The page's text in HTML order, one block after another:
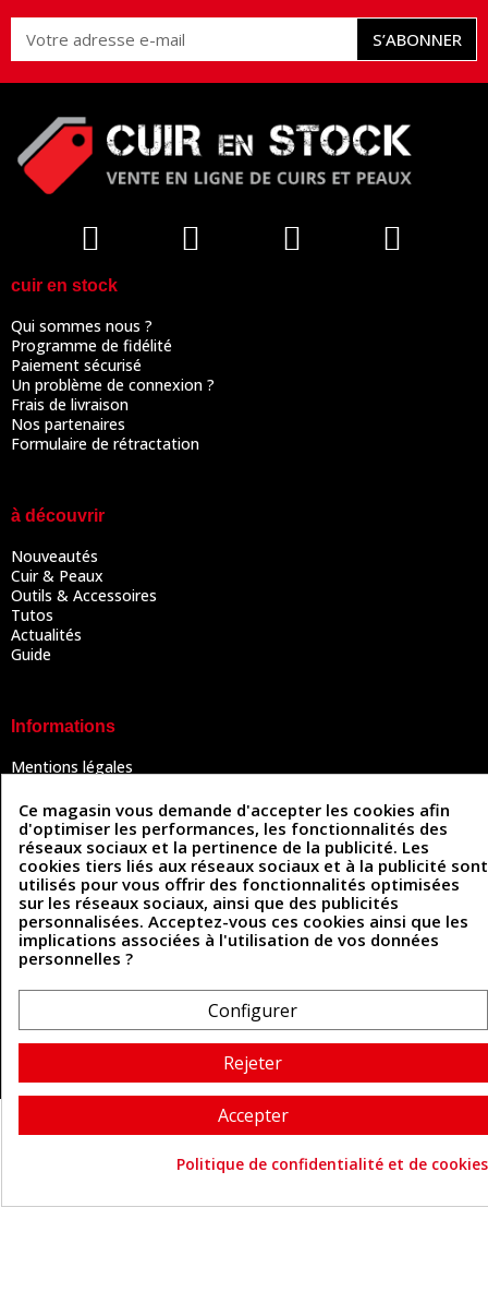
S’ABONNER
cuir en stock
Qui sommes nous ?
Programme de fidélité
Paiement sécurisé
Un problème de connexion ?
Frais de livraison
Nos partenaires
Formulaire de rétractation
à découvrir
Nouveautés
Cuir & Peaux
Outils & Accessoires
Tutos
Actualités
Guide
Informations
Mentions légales
Politique de confidentialité
Politique des cookies
Contactez-nous
Coordonnées
493 Chemin de Catougnac
contact@cuirenstock.com
Cuirenstock © 2026 - Une création Quatrys 💙
Ce magasin vous demande d'accepter les cookies afin
d'optimiser les performances, les fonctionnalités des
réseaux sociaux et la pertinence de la publicité. Les
cookies tiers liés aux réseaux sociaux et à la publicité sont
utilisés pour vous offrir des fonctionnalités optimisées
sur les réseaux sociaux, ainsi que des publicités
personnalisées. Acceptez-vous ces cookies ainsi que les
implications associées à l'utilisation de vos données
personnelles ?
Configurer
Rejeter
Accepter
Politique de confidentialité et de cookies